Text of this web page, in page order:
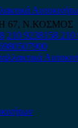
67, Ν.ΚΟΣΜΟΣ
210 9238158 210